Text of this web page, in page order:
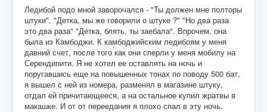
Ледибой подо мной заворочался - "Ты должен мне полторы
штуки". "Детка, мы же говорили о штуке ?" "Но два раза
это два раза" "Детка, блять, ты заебала". Впрочем, она
была из Камбоджи. К камбоджийским ледибоям у меня
давний счет, после того как они сперли у меня мобилу на
Серендипити. Я не хотел ее оставлять на ночь и
поругавшись еще на повышенных тонах по поводу 500 бат,
я вышел с ней из номера, разменял в магазине штуку,
отдал ей причитающееся, а на остальное купил жратвы в
макашке. И от от переедания я плохо спал в эту ночь.